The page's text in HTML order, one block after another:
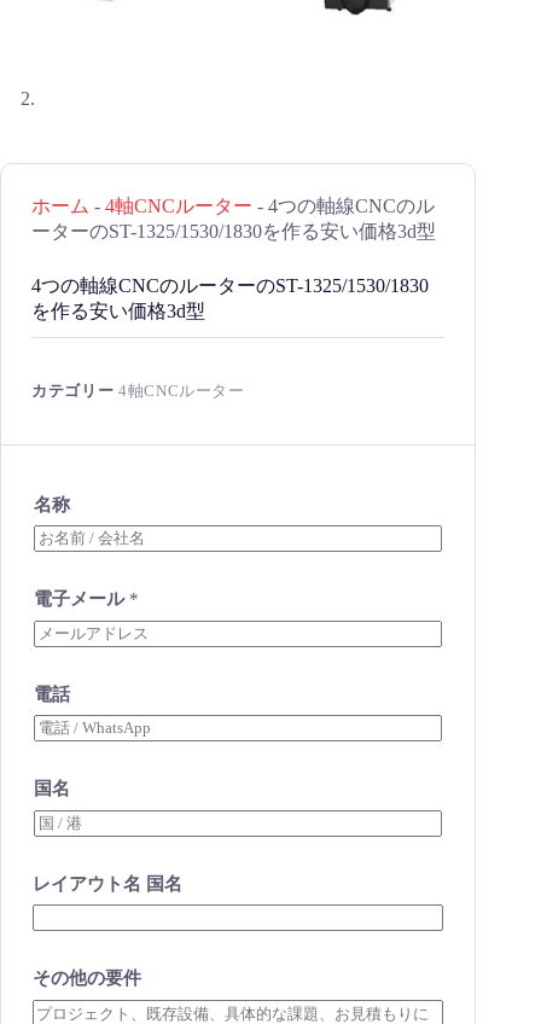
ホーム - 4軸CNCルーター - 4つの軸線CNCのル
ーターのST-1325/1530/1830を作る安い価格3d型
4つの軸線CNCのルーターのST-1325/1530/1830
を作る安い価格3d型
カテゴリー 4軸CNCルーター
名称
電子メール *
電話
国名
レイアウト名 国名
その他の要件